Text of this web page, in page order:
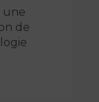
une
de